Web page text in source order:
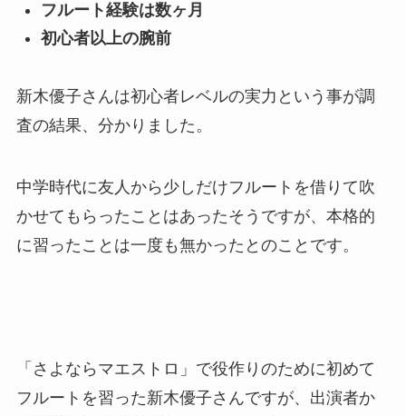
フルート経験は数ヶ月
初心者以上の腕前
新木優子さんは初心者レベルの実力という事が調
査の結果、分かりました。
中学時代に友人から少しだけフルートを借りて吹
かせてもらったことはあったそうですが、本格的
に習ったことは一度も無かったとのことです。
「さよならマエストロ」で役作りのために初めて
フルートを習った新木優子さんですが、出演者か